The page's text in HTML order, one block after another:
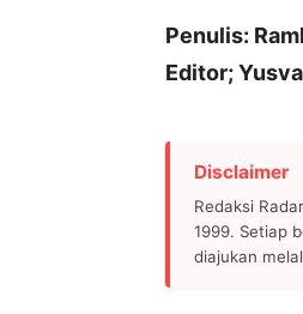
Penulis:
Editor;
Disclaimer
Redaksi
1999. Setiap
diajukan